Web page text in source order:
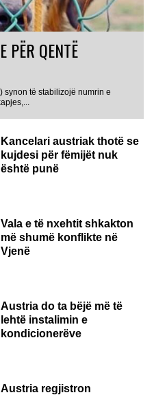
PËR QENTË
synon të stabilizojë numrin e
Kancelari austriak thotë se
kujdesi për fëmijët nuk
është punë
Vala e të nxehtit shkakton
më shumë konflikte në
Vjenë
Austria do ta bëjë më të
lehtë instalimin e
kondicionerëve
Austria regjistron